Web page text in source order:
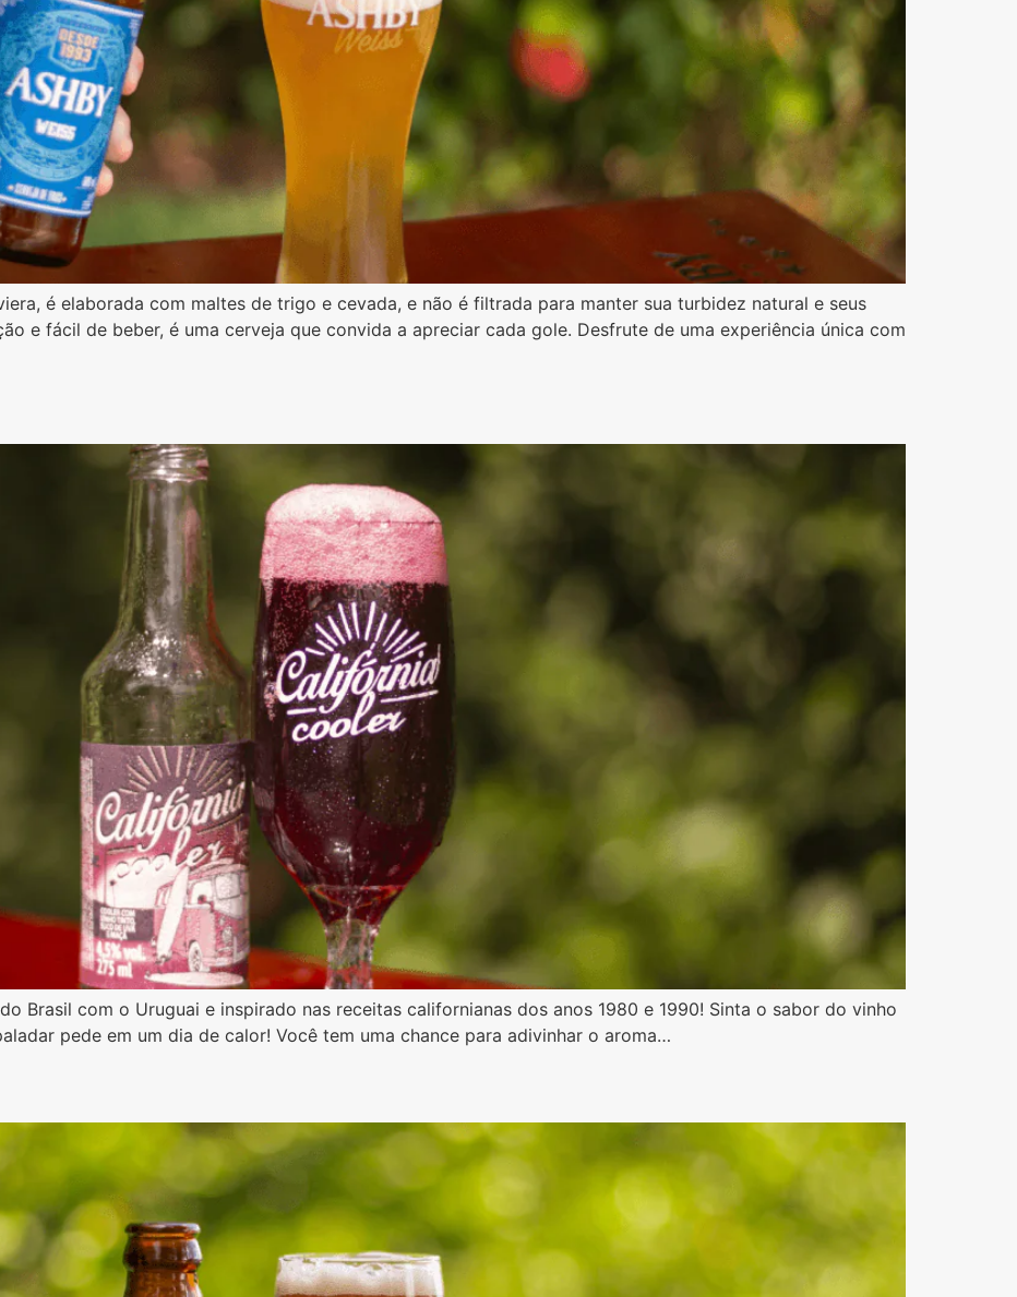
é elaborada com maltes de trigo e cevada, e não é filtrada para manter sua turbidez natural e seus
e fácil de beber, é uma cerveja que convida a apreciar cada gole. Desfrute de uma experiência única com
Brasil com o Uruguai e inspirado nas receitas californianas dos anos 1980 e 1990! Sinta o sabor do vinho
pede em um dia de calor! Você tem uma chance para adivinhar o aroma…